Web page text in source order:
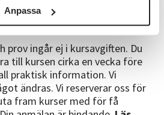
Anpassa
prov ingår ej i kursavgiften. Du
till kursen cirka en vecka före
praktisk information. Vi
ändras. Vi reserverar oss för
fram kurser med för få